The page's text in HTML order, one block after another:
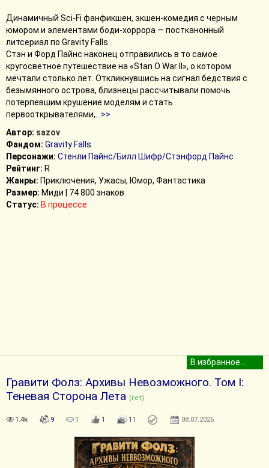
Динамичный Sci-Fi фанфикшен, экшен-комедия с черным
юмором и элементами боди-хоррора — постканонный
литсериал по Gravity Falls.
Стэн и Форд Пайнс наконец отправились в то самое
кругосветное путешествие на «Stan O War II», о котором
мечтали столько лет. Откликнувшись на сигнал бедствия с
безымянного острова, близнецы рассчитывали помочь
потерпевшим крушение моделям и стать
первооткрывателями,...>>
Автор: sazov
Фандом: Gravity Falls
Персонажи: Стенли Пайнс/Билл Шифр/Стэнфорд Пайнс
Рейтинг: R
Жанры: Приключения, Ужасы, Юмор, Фантастика
Размер: Миди | 74 800 знаков
Статус: В процессе
Гравити Фолз: Архивы Невозможного. Том I:
Теневая Сторона Лета (гет)
1.4k 9 1 1 11 08.07.2026